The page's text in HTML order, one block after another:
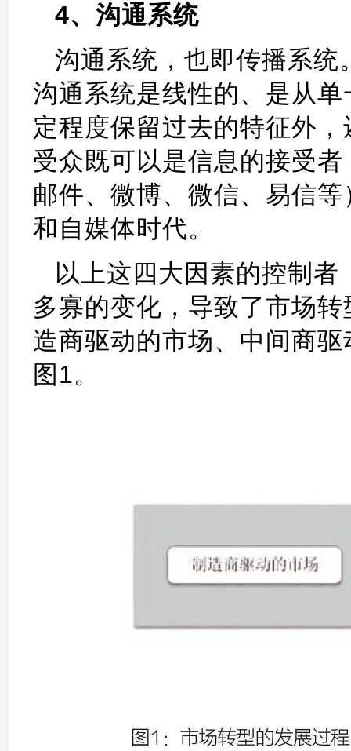
4、沟通系统
沟通系统，也即传播系
沟通系统是线性的、是从
定程度保留过去的特征外
受众既可以是信息的接受
邮件、微博、微信、易信
和自媒体时代。
以上这四大因素的控制
多寡的变化，导致了市场
造商驱动的市场、中间商
图1。